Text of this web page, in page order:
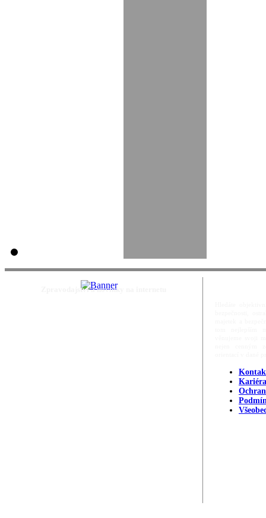
Zpravodajství a novinky na internetu
Kariéra